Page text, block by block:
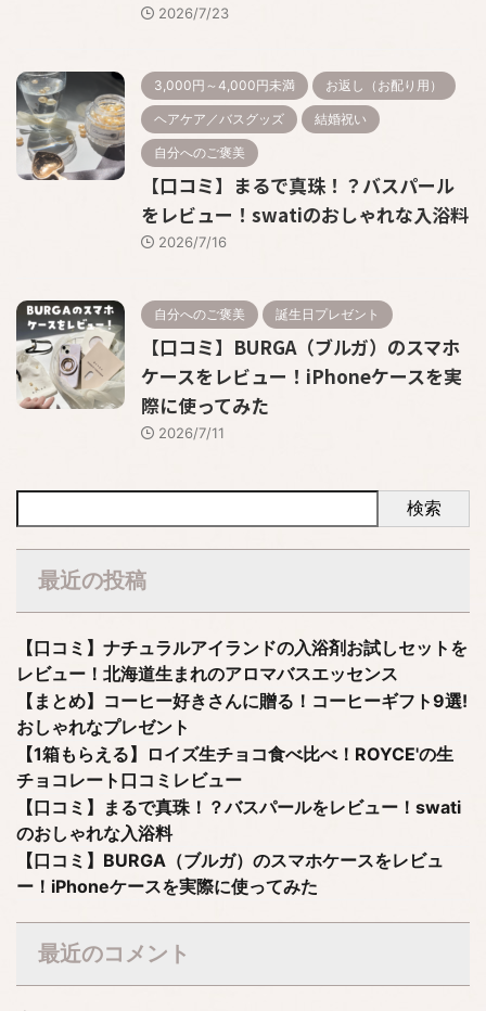
2026/7/23
3,000円～4,000円未満 お返し（お配り用）
ヘアケア／バスグッズ 結婚祝い
自分へのご褒美
【口コミ】まるで真珠！？バスパール
をレビュー！swatiのおしゃれな入浴料
2026/7/16
自分へのご褒美 誕生日プレゼント
【口コミ】BURGA（ブルガ）のスマホ
ケースをレビュー！iPhoneケースを実
際に使ってみた
2026/7/11
検索
最近の投稿
【口コミ】ナチュラルアイランドの入浴剤お試しセットを
レビュー！北海道生まれのアロマバスエッセンス
【まとめ】コーヒー好きさんに贈る！コーヒーギフト9選!
おしゃれなプレゼント
【1箱もらえる】ロイズ生チョコ食べ比べ！ROYCE'の生
チョコレート口コミレビュー
【口コミ】まるで真珠！？バスパールをレビュー！swati
のおしゃれな入浴料
【口コミ】BURGA（ブルガ）のスマホケースをレビュ
ー！iPhoneケースを実際に使ってみた
最近のコメント